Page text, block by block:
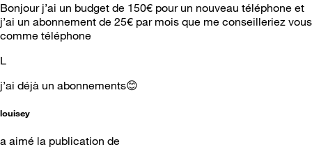
Bonjour j’ai un budget de 150€ pour un nouveau téléphone et
j’ai un abonnement de 25€ par mois que me conseilleriez vous
comme téléphone
L
j’ai déjà un abonnements😊
louisey
a aimé la publication de